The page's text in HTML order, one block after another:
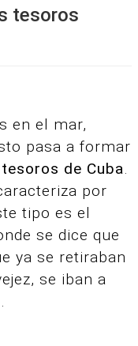
tesoros
en el mar,
pasa a formar
de Cuba.
por
tipo es el
se dice que
ya se retiraban
se iban a